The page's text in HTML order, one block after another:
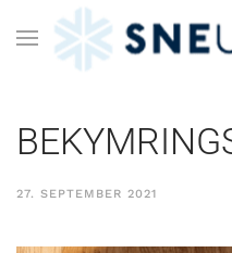
27. SEPTEMBER 2021